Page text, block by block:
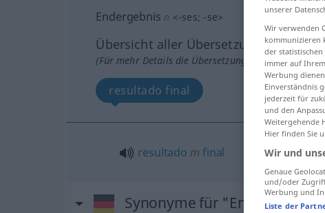
Endergebnis n <-ses; -se>
Übersicht aller Übersetzungen
(Für mehr Details die Übersetzung anklicken/
resultado final
resultado m final
Synonyme für "Endergebnis"
unserer
Wir verwenden
kommunizieren
der
immer auf
Werbung
Einverständnis
jederzeit für
und den
Weitergehende
Hier finden Sie
Wir und
Genaue
und/oder
Werbung und
Liste der